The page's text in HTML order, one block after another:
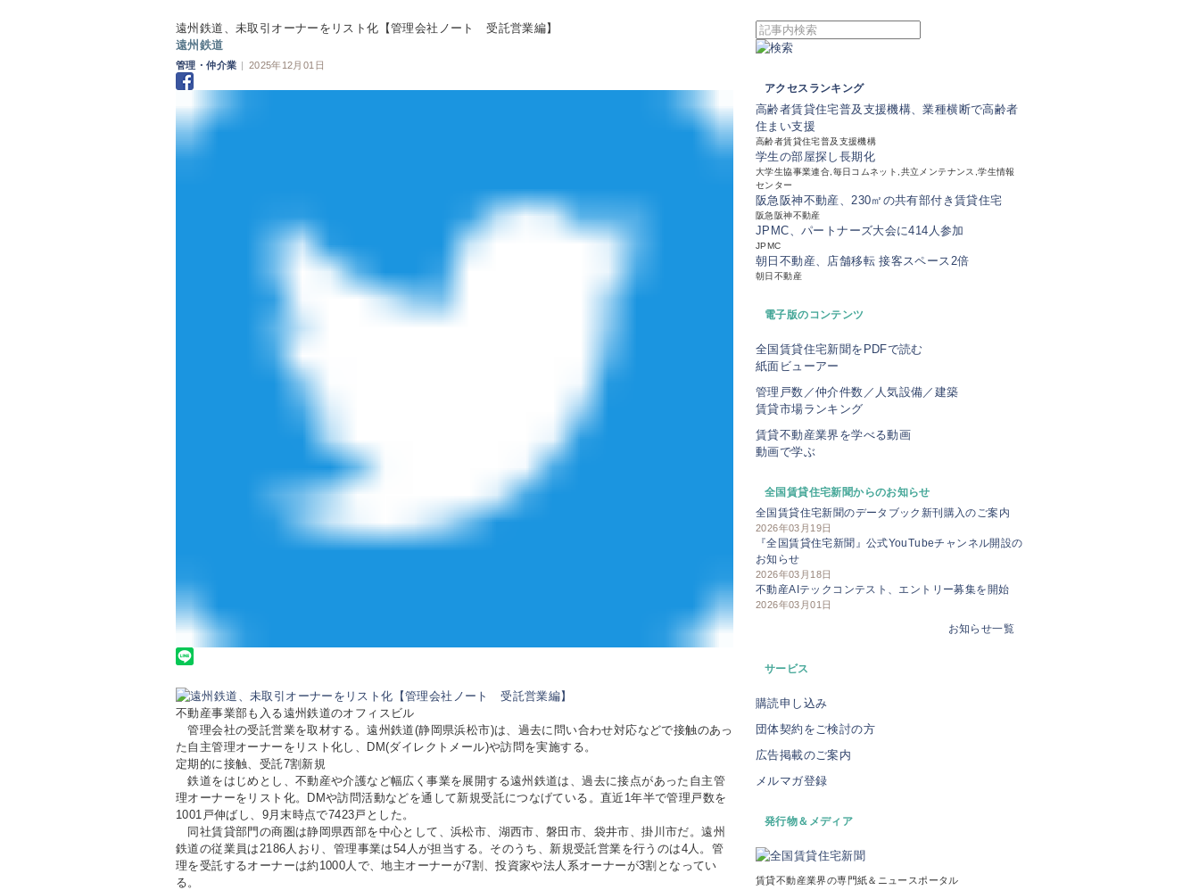
遠州鉄道、未取引オーナーをリスト化【管理会社ノート 受託営業編】
遠州鉄道
管理・仲介業 2025年12月01日
不動産事業部も入る遠州鉄道のオフィスビル
管理会社の受託営業を取材する。遠州鉄道(静岡県浜松市)は、過去に問い合わせ対応などで接触のあっ
た自主管理オーナーをリスト化し、DM(ダイレクトメール)や訪問を実施する。
定期的に接触、受託7割新規
鉄道をはじめとし、不動産や介護など幅広く事業を展開する遠州鉄道は、過去に接点があった自主管
理オーナーをリスト化。DMや訪問活動などを通して新規受託につなげている。直近1年半で管理戸数を
1001戸伸ばし、9月末時点で7423戸とした。
同社賃貸部門の商圏は静岡県西部を中心として、浜松市、湖西市、磐田市、袋井市、掛川市だ。遠州
鉄道の従業員は2186人おり、管理事業は54人が担当する。そのうち、新規受託営業を行うのは4人。管
理を受託するオーナーは約1000人で、地主オーナーが7割、投資家や法人系オーナーが3割となってい
る。
アクセスランキング
高齢者賃貸住宅普及支援機構、業種横断で高齢者
住まい支援
高齢者賃貸住宅普及支援機構
学生の部屋探し長期化
大学生協事業連合,毎日コムネット,共立メンテナンス,学生情報
センター
阪急阪神不動産、230㎡の共有部付き賃貸住宅
阪急阪神不動産
JPMC、パートナーズ大会に414人参加
JPMC
朝日不動産、店舗移転 接客スペース2倍
朝日不動産
電子版のコンテンツ
全国賃貸住宅新聞をPDFで読む
紙面ビューアー
管理戸数／仲介件数／人気設備／建築
賃貸市場ランキング
賃貸不動産業界を学べる動画
動画で学ぶ
全国賃貸住宅新聞からのお知らせ
全国賃貸住宅新聞のデータブック新刊購入のご案内
2026年03月19日
『全国賃貸住宅新聞』公式YouTubeチャンネル開設の
お知らせ
2026年03月18日
不動産AIテックコンテスト、エントリー募集を開始
2026年03月01日
お知らせ一覧
サービス
購読申し込み
団体契約をご検討の方
広告掲載のご案内
メルマガ登録
発行物＆メディア
賃貸不動産業界の専門紙＆ニュースポータル